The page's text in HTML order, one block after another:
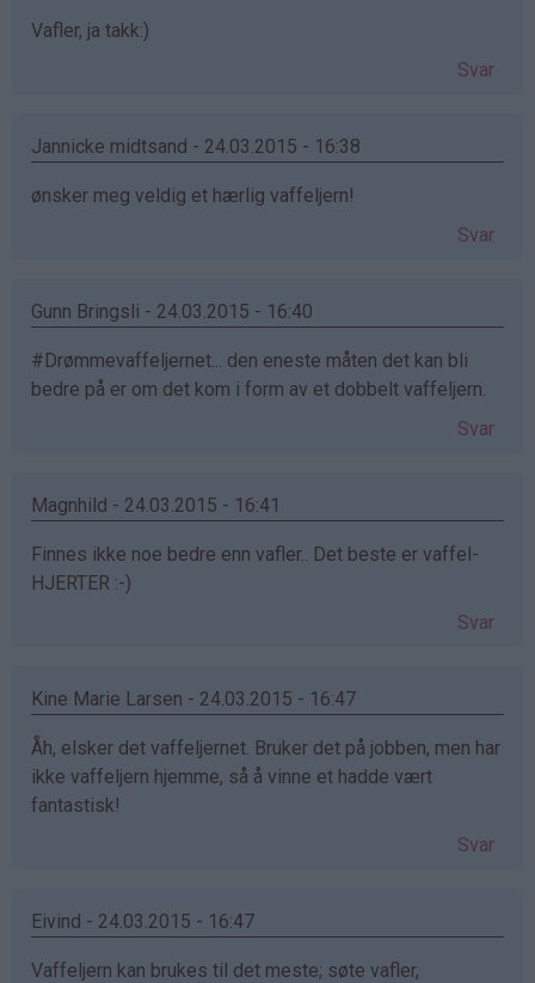
Vafler, ja takk:)
Svar
Jannicke midtsand - 24.03.2015 - 16:38
ønsker meg veldig et hærlig vaffeljern!
Svar
Gunn Bringsli - 24.03.2015 - 16:40
#Drømmevaffeljernet... den eneste måten det kan bli
bedre på er om det kom i form av et dobbelt vaffeljern.
Svar
Magnhild - 24.03.2015 - 16:41
Finnes ikke noe bedre enn vafler.. Det beste er vaffel-
HJERTER :-)
Svar
Kine Marie Larsen - 24.03.2015 - 16:47
Åh, elsker det vaffeljernet. Bruker det på jobben, men har
ikke vaffeljern hjemme, så å vinne et hadde vært
fantastisk!
Svar
Eivind - 24.03.2015 - 16:47
Vaffeljern kan brukes til det meste; søte vafler,